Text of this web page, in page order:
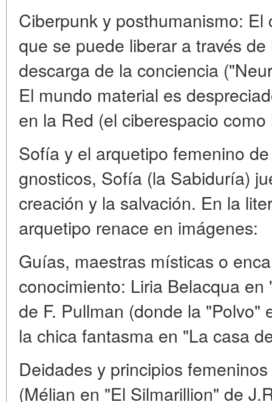
Ciberpunk y posthumanismo:
que se puede liberar a través
descarga de la conciencia
El mundo material es
en la Red (el ciberespacio
Sofía y el arquetipo femenino
gnosticos, Sofía (la Sabiduría)
creación y la salvación. En la
arquetipo renace en imágenes:
Guías, maestras místicas o
conocimiento: Liria Belacqua
de F. Pullman (donde la "Polvo"
la chica fantasma en "La casa
Deidades y principios
(Mélian en "El Silmarillion" de